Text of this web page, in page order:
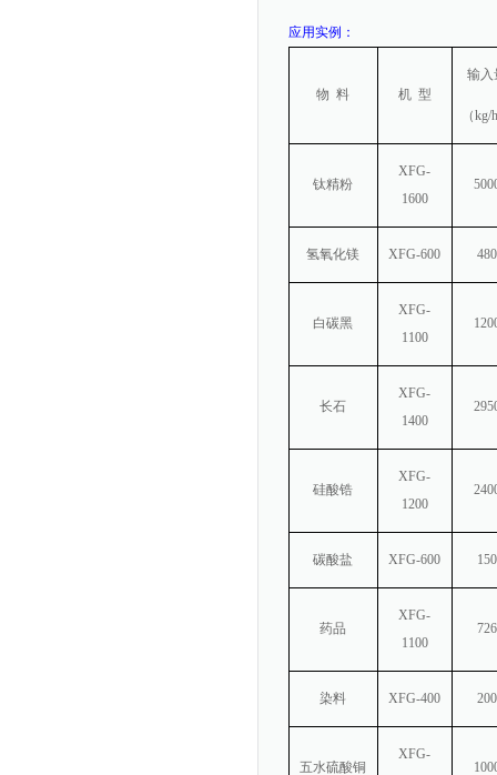
应用实例：
物 料 机 型
输入
（kg/h
钛精粉
XFG-
1600
氢氧化镁 XFG-600 480
白碳黑
XFG-
1100
长石
XFG-
1400
硅酸锆
XFG-
1200
碳酸盐 XFG-600 150
药品
XFG-
1100
726
染料 XFG-400 200
五水硫酸铜
XFG-